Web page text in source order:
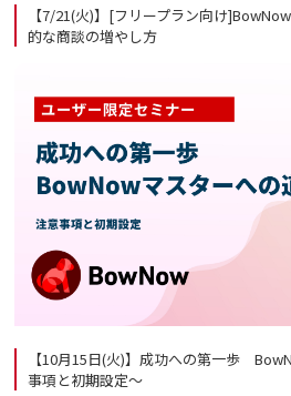
【7/21(火)】[フリープラン向け
的な商談の増やし方
【10月15日(火)】成功への第一歩
事項と初期設定～